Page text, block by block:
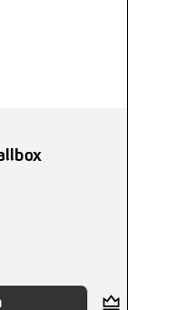
von 5 von 5